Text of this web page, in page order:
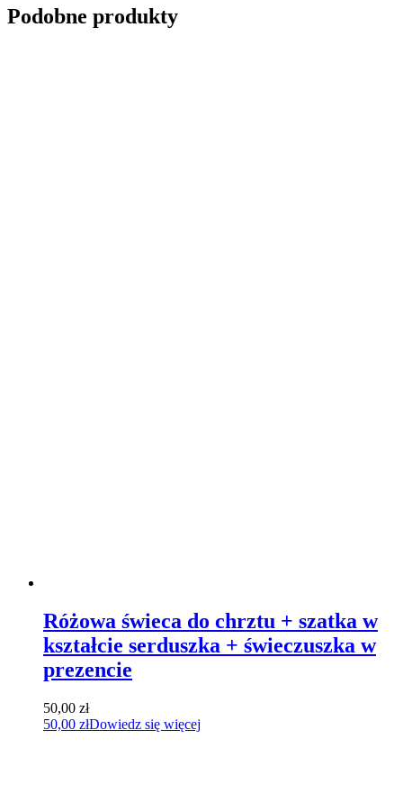
Podobne produkty
Różowa świeca do chrztu + szatka w
kształcie serduszka + świeczuszka w
prezencie
50,00 zł
50,00 złDowiedz się więcej